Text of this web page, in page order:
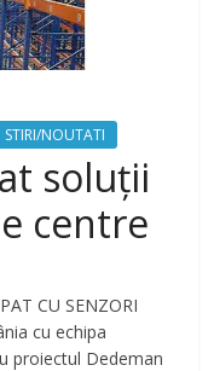
STIRI/NOUTATI
soluții
centre
CU SENZORI
cu echipa
proiectul Dedeman